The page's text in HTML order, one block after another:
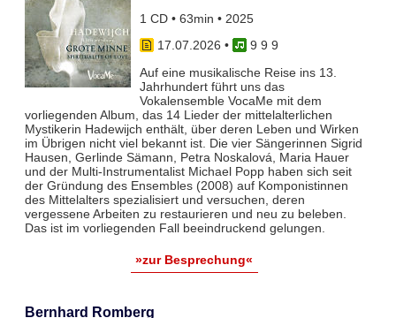
1 CD • 63min • 2025
17.07.2026 •
9 9 9
Auf eine musikalische Reise ins 13.
Jahrhundert führt uns das
Vokalensemble VocaMe mit dem
vorliegenden Album, das 14 Lieder der mittelalterlichen
Mystikerin Hadewijch enthält, über deren Leben und Wirken
im Übrigen nicht viel bekannt ist. Die vier Sängerinnen Sigrid
Hausen, Gerlinde Sämann, Petra Noskalová, Maria Hauer
und der Multi-Instrumentalist Michael Popp haben sich seit
der Gründung des Ensembles (2008) auf Komponistinnen
des Mittelalters spezialisiert und versuchen, deren
vergessene Arbeiten zu restaurieren und neu zu beleben.
Das ist im vorliegenden Fall beeindruckend gelungen.
»zur Besprechung«
Bernhard Romberg